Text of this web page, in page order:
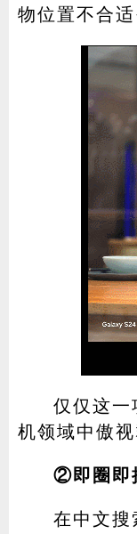
物位置不合适
仅仅这
机领域中傲视
②即圈即
在中文搜